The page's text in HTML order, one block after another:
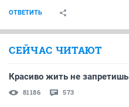
ОТВЕТИТЬ
СЕЙЧАС ЧИТАЮТ
Красиво жить не запретишь
81186 573